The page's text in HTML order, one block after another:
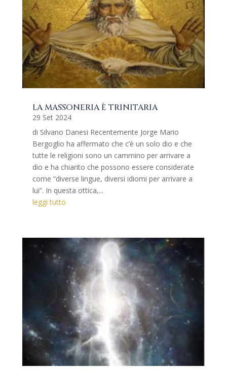
LA MASSONERIA È TRINITARIA
29 Set 2024
di Silvano Danesi Recentemente Jorge Mario
Bergoglio ha affermato che c’è un solo dio e che
tutte le religioni sono un cammino per arrivare a
dio e ha chiarito che possono essere considerate
come “diverse lingue, diversi idiomi per arrivare a
lui”. In questa ottica,...
leggi tutto